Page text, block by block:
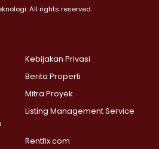
Selatan >
>
Selatan >
Labu >
Agung >
>
Pinang >
All rights reserved.
Kebijakan Privasi
Berita Properti
Mitra Proyek
Listing Management Service
Rentfix.com